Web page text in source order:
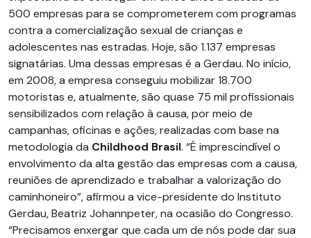
500 empresas para se comprometerem com programas
contra a comercialização sexual de crianças e
adolescentes nas estradas. Hoje, são 1.137 empresas
signatárias. Uma dessas empresas é a Gerdau. No início,
em 2008, a empresa conseguiu mobilizar 18.700
motoristas e, atualmente, são quase 75 mil profissionais
sensibilizados com relação à causa, por meio de
campanhas, oficinas e ações, realizadas com base na
metodologia da Childhood Brasil. “É imprescindível o
envolvimento da alta gestão das empresas com a causa,
reuniões de aprendizado e trabalhar a valorização do
caminhoneiro”, afirmou a vice-presidente do Instituto
Gerdau, Beatriz Johannpeter, na ocasião do Congresso.
“Precisamos enxergar que cada um de nós pode dar sua